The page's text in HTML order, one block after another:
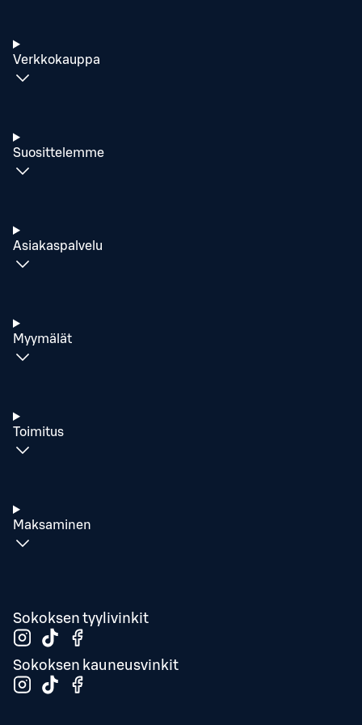
Verkkokauppa
Suosittelemme
Asiakaspalvelu
Myymälät
Toimitus
Maksaminen
Sokoksen tyylivinkit
Sokoksen kauneusvinkit